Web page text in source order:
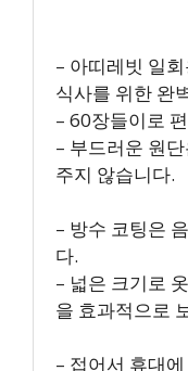
– 아띠레빗 일
식사를 위한 완
– 60장들이로
– 부드러운 원
주지 않습니다.
– 방수 코팅은
다.
– 넓은 크기로
을 효과적으로
– 접어서 휴대